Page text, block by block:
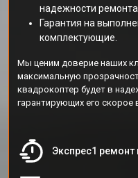
надежности ремонта.
Гарантия на
комплектующие.
Мы ценим доверие наших
максимальную
квадрокоптер будет в
гарантирующих его
Экспрес1